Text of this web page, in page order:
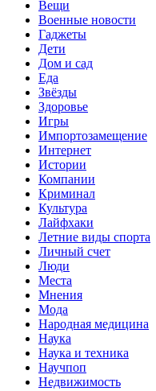
Вещи
Военные новости
Гаджеты
Дети
Дом и сад
Еда
Звёзды
Здоровье
Игры
Импортозамещение
Интернет
Истории
Компании
Криминал
Культура
Лайфхаки
Летние виды спорта
Личный счет
Люди
Места
Мнения
Мода
Народная медицина
Наука
Наука и техника
Научпоп
Недвижимость